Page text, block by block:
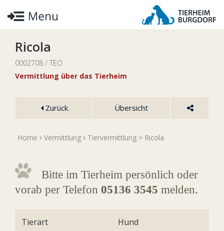
Ricola
0002708 / TEO
Vermittlung über das Tierheim
Zurück Übersicht
Home Vermittlung Tiervermittlung > Ricola
Bitte im Tierheim persönlich oder
vorab per Telefon 05136 3545 melden.
Tierart Hund